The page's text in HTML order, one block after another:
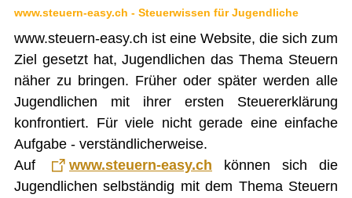
www.steuern-easy.ch - Steuerwissen für Jugendliche
www.steuern-easy.ch ist eine Website, die sich zum
Ziel gesetzt hat, Jugendlichen das Thema Steuern
näher zu bringen. Früher oder später werden alle
Jugendlichen mit ihrer ersten Steuererklärung
konfrontiert. Für viele nicht gerade eine einfache
Aufgabe - verständlicherweise.
Auf
www.steuern-easy.ch können sich die
Jugendlichen selbständig mit dem Thema Steuern